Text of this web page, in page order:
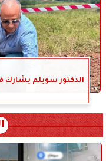
الدكتور سويلم يشارك